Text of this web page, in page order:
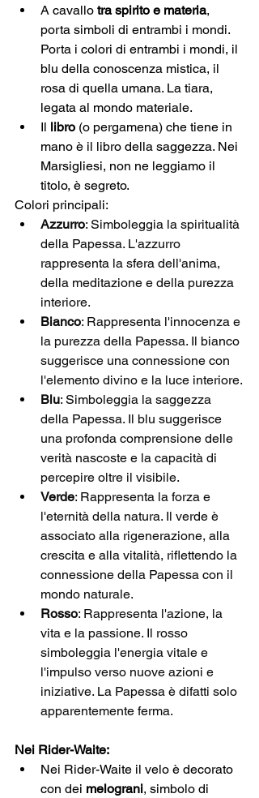
A cavallo tra spirito e materia,
porta simboli di entrambi i mondi.
Porta i colori di entrambi i mondi, il
blu della conoscenza mistica, il
rosa di quella umana. La tiara,
legata al mondo materiale.
Il libro (o pergamena) che tiene in
mano è il libro della saggezza. Nei
Marsigliesi, non ne leggiamo il
titolo, è segreto.
Colori principali:
Azzurro: Simboleggia la spiritualità
della Papessa. L'azzurro
rappresenta la sfera dell'anima,
della meditazione e della purezza
interiore.
Bianco: Rappresenta l'innocenza e
la purezza della Papessa. Il bianco
suggerisce una connessione con
l'elemento divino e la luce interiore.
Blu: Simboleggia la saggezza
della Papessa. Il blu suggerisce
una profonda comprensione delle
verità nascoste e la capacità di
percepire oltre il visibile.
Verde: Rappresenta la forza e
l'eternità della natura. Il verde è
associato alla rigenerazione, alla
crescita e alla vitalità, riflettendo la
connessione della Papessa con il
mondo naturale.
Rosso: Rappresenta l'azione, la
vita e la passione. Il rosso
simboleggia l'energia vitale e
l'impulso verso nuove azioni e
iniziative. La Papessa è difatti solo
apparentemente ferma.
Nei Rider-Waite:
Nei Rider-Waite il velo è decorato
con dei melograni, simbolo di